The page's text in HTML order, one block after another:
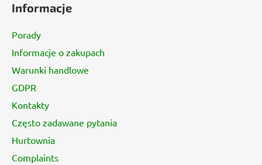
Informacje
Porady
Informacje o zakupach
Warunki handlowe
GDPR
Kontakty
Często zadawane pytania
Hurtownia
Complaints